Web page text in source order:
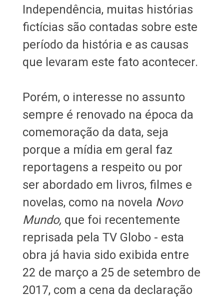
Independência, muitas histórias
fictícias são contadas sobre este
período da história e as causas
que levaram este fato acontecer.
Porém, o interesse no assunto
sempre é renovado na época da
comemoração da data, seja
porque a mídia em geral faz
reportagens a respeito ou por
ser abordado em livros, filmes e
novelas, como na novela Novo
Mundo, que foi recentemente
reprisada pela TV Globo - esta
obra já havia sido exibida entre
22 de março a 25 de setembro de
2017, com a cena da declaração